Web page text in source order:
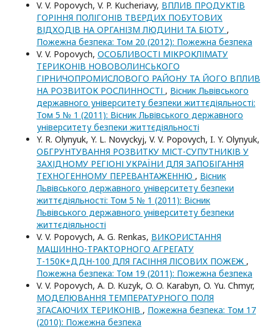
V. V. Popovych, V. P. Kucheriavy, ВПЛИВ ПРОДУКТІВ
ГОРІННЯ ПОЛІГОНІВ ТВЕРДИХ ПОБУТОВИХ
ВІДХОДІВ НА ОРГАНІЗМ ЛЮДИНИ ТА БІОТУ ,
Пожежна безпека: Том 20 (2012): Пожежна безпека
V. V. Popovych, ОСОБЛИВОСТІ МІКРОКЛІМАТУ
ТЕРИКОНІВ НОВОВОЛИНСЬКОГО
ГІРНИЧОПРОМИСЛОВОГО РАЙОНУ ТА ЙОГО ВПЛИВ
НА РОЗВИТОК РОСЛИННОСТІ , Вісник Львівського
державного університету безпеки життєдіяльності:
Том 5 № 1 (2011): Вісник Львівського державного
університету безпеки життєдіяльності
Y. R. Olynyuk, Y. L. Novyckyj, V. V. Popovych, I. Y. Olynyuk,
ОБГРУНТУВАННЯ РОЗВИТКУ МІСТ-СУПУТНИКІВ У
ЗАХІДНОМУ РЕГІОНІ УКРАЇНИ ДЛЯ ЗАПОБІГАННЯ
ТЕХНОГЕННОМУ ПЕРЕВАНТАЖЕННЮ , Вісник
Львівського державного університету безпеки
життєдіяльності: Том 5 № 1 (2011): Вісник
Львівського державного університету безпеки
життєдіяльності
V. V. Popovych, А. G. Renkas, ВИКОРИСТАННЯ
МАШИННО-ТРАКТОРНОГО АГРЕГАТУ
Т-150К+ДДН-100 ДЛЯ ГАСІННЯ ЛІСОВИХ ПОЖЕЖ ,
Пожежна безпека: Том 19 (2011): Пожежна безпека
V. V. Popovych, A. D. Kuzyk, O. O. Karabyn, O. Yu. Chmyr,
МОДЕЛЮВАННЯ ТЕМПЕРАТУРНОГО ПОЛЯ
ЗГАСАЮЧИХ ТЕРИКОНІВ , Пожежна безпека: Том 17
(2010): Пожежна безпека